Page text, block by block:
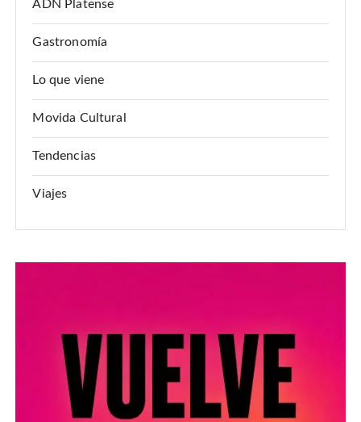
ADN Platense
Gastronomía
Lo que viene
Movida Cultural
Tendencias
Viajes